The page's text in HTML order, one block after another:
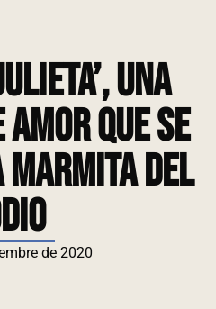
una
que se
marmita del
de 2020